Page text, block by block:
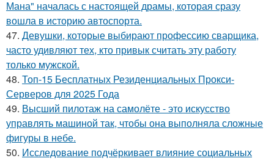
Мана" началась с настоящей драмы, которая сразу
вошла в историю автоспорта.
47. Девушки, которые выбирают профессию сварщика,
часто удивляют тех, кто привык считать эту работу
только мужской.
48. Топ-15 Бесплатных Резиденциальных Прокси-
Серверов для 2025 Года
49. Высший пилотаж на самолёте - это искусство
управлять машиной так, чтобы она выполняла сложные
фигуры в небе.
50. Исследование подчёркивает влияние социальных